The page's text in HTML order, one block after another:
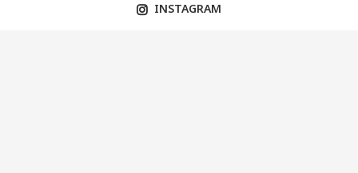
INSTAGRAM